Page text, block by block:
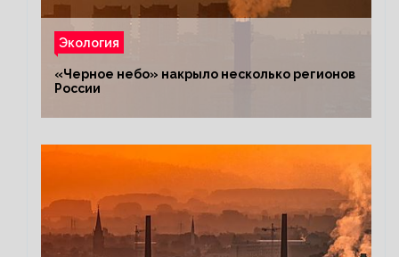
Экология
«Черное небо» накрыло несколько регионов
России